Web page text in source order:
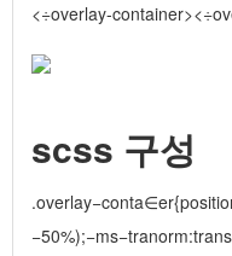
<÷overlay-container>
scss 구성